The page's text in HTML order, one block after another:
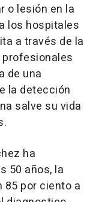
o lesión en la
los hospitales
a través de la
profesionales
de una
la detección
salve su vida
ha
50 años, la
85 por ciento a